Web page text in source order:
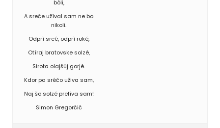
bôli,
A sreče užíval sam ne bo
nikoli.
Odprì srcé, odprì roké,
Otíraj bratovske solzé,
Sirota olajšúj gorjé.
Kdor pa sréčo uživa sam,
Naj še solzé prelíva sam!
Simon Gregorčič